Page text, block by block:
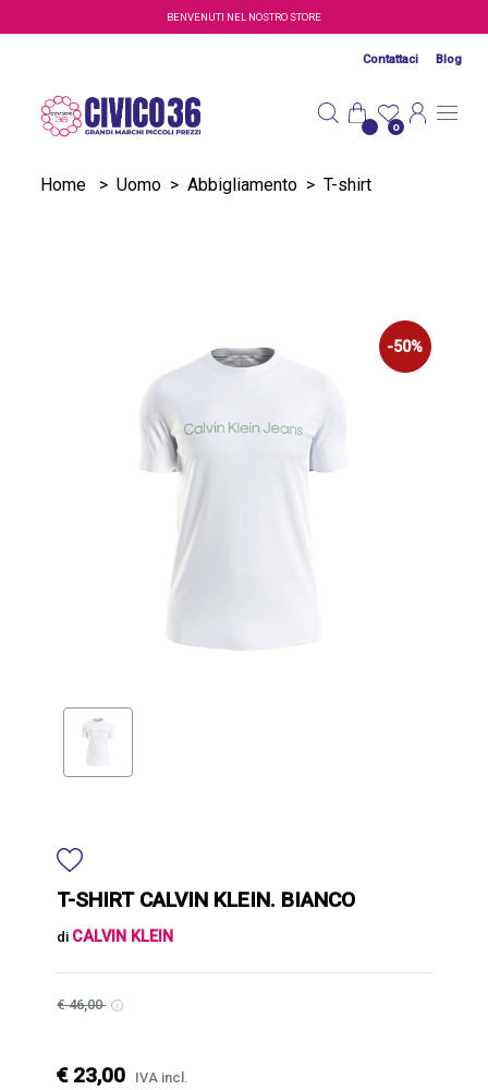
Salta al contenuto principaleBENVENUTI NEL NOSTRO STORE
Contattaci Blog
0
Home > Uomo > Abbigliamento > T-shirt
-50%
T-SHIRT CALVIN KLEIN. BIANCO
di CALVIN KLEIN
€ 46,00
€ 23,00 IVA incl.